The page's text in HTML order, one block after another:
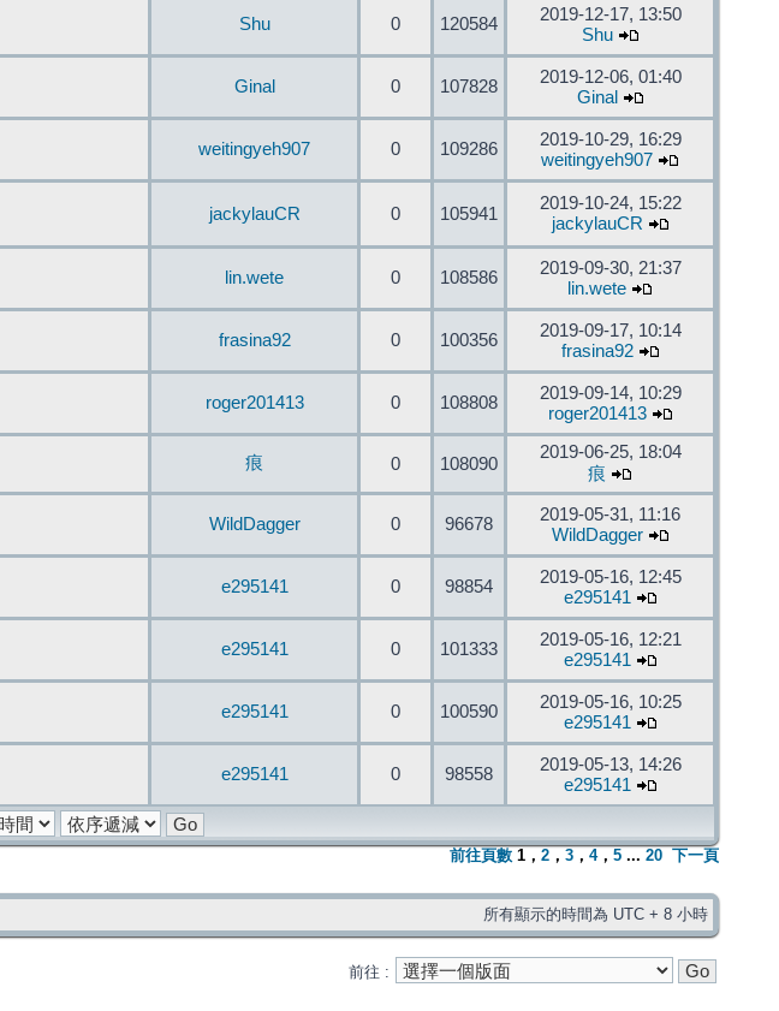
Shu 0 120584
2019-12-17, 13:50
Shu
Ginal 0 107828
2019-12-06, 01:40
Ginal
weitingyeh907 0 109286
2019-10-29, 16:29
weitingyeh907
jackylauCR 0 105941
2019-10-24, 15:22
jackylauCR
lin.wete 0 108586
2019-09-30, 21:37
lin.wete
frasina92 0 100356
2019-09-17, 10:14
frasina92
roger201413 0 108808
2019-09-14, 10:29
roger201413
痕 0 108090
2019-06-25, 18:04
痕
WildDagger 0 96678
2019-05-31, 11:16
WildDagger
e295141 0 98854
2019-05-16, 12:45
e295141
e295141 0 101333
2019-05-16, 12:21
e295141
e295141 0 100590
2019-05-16, 10:25
e295141
e295141 0 98558
2019-05-13, 14:26
e295141
前往頁數 1 ， 2 ， 3 ， 4， 5 ... 20 下一頁
所有顯示的時間為 UTC + 8 小時
前往 :